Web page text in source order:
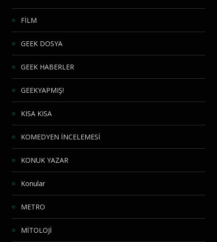
FİLM
GEEK DOSYA
GEEK HABERLER
GEEKYAPMIŞ!
KISA KISA
KOMEDYEN İNCELEMESİ
KONUK YAZAR
Konular
METRO
MİTOLOJİ